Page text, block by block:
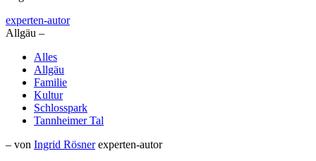
experten-autor
Allgäu –
Alles
Allgäu
Familie
Kultur
Schlosspark
Tannheimer Tal
– von Ingrid Rösner experten-autor